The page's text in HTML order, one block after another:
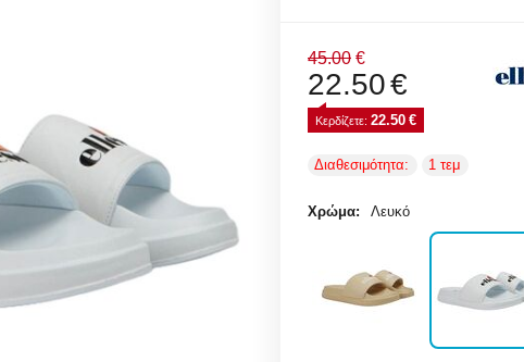
45.00 €
22.50€
Κερδίζετε: 22.50 €
Διαθεσιμότητα: 1 τεμ
Χρώμα: Λευκό